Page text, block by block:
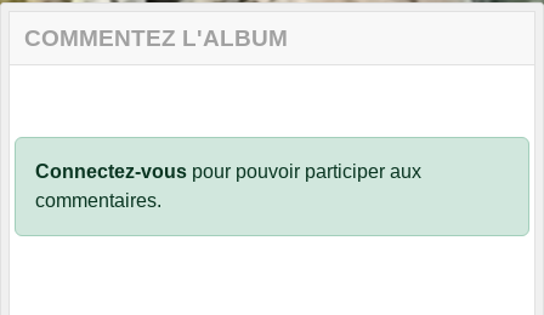
COMMENTEZ L'ALBUM
Connectez-vous pour pouvoir participer aux
commentaires.